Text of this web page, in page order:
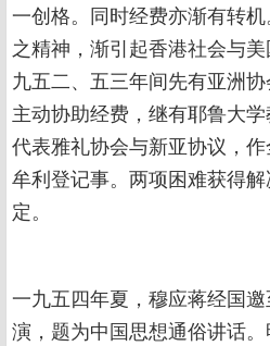
一创格。同时经费亦渐有转
之精神，渐引起香港社会与
九五二、五三年间先有亚洲
主动协助经费，继有耶鲁大
代表雅礼协会与新亚协议，
牟利登记事。两项困难获得
定。
一九五四年夏，穆应蒋经国
演，题为中国思想通俗讲话。